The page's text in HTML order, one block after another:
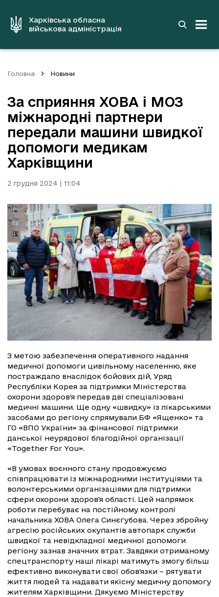
вмістуХарківська обласна
військова адміністрація
Головна Новини
За сприяння ХОВА і МОЗ
міжнародні партнери
передали машини швидкої
допомоги медикам
Харківщини
2 грудня 2024 | 11:04
З метою забезпечення оперативного надання
медичної допомоги цивільному населенню, яке
постраждало внаслідок бойових дій, Уряд
Республіки Корея за підтримки Міністерства
охорони здоров’я передав дві спеціалізовані
медичні машини. Ще одну «швидку» із лікарськими
засобами до регіону спрямували БФ «Ященко» та
ГО «ВПО України» за фінансової підтримки
данської неурядової благодійної організації
«Together For You».
«В умовах воєнного стану продовжуємо
співпрацювати із міжнародними інституціями та
волонтерськими організаціями для підтримки
сфери охорони здоров'я області. Цей напрямок
роботи перебуває на постійному контролі
начальника ХОВА Олега Синєгубова. Через збройну
агресію російських окупантів автопарк служби
швидкої та невідкладної медичної допомоги
регіону зазнав значних втрат. Завдяки отриманому
спецтранспорту наші лікарі матимуть змогу більш
ефективно виконувати свої обов'язки – рятувати
життя людей та надавати якісну медичну допомогу
жителям Харківщини. Дякуємо Міністерству